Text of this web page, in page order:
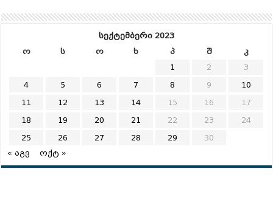
სექტემბერი 2023
ო
ს ო ხ პ შ
კ
1
2
3
4
5 6 7 8 9
10
11
12 13 14 15 16
17
18
19 20 21 22 23
24
25
26 27 28 29
30
« აგვ
ოქტ »